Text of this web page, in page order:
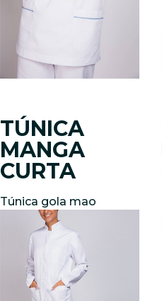
TÚNICA
MANGA
CURTA
Túnica gola mao